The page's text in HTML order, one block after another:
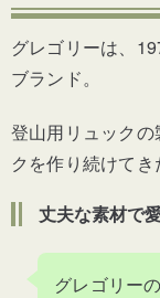
グレゴリーは、
ブランド。
登山用リュック
クを作り続けてき
丈夫な素材で
グレゴリー